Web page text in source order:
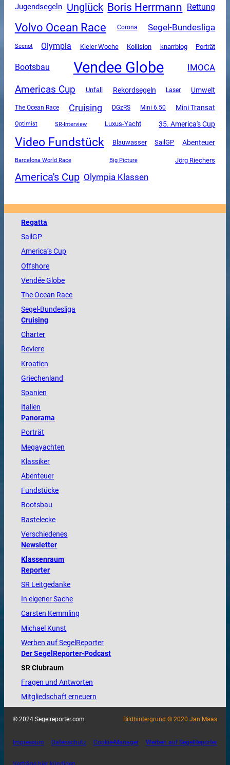
Jugendsegeln Unglück Boris Herrmann Rettung
Volvo Ocean Race Corona Segel-Bundesliga
Seenot Olympia Kieler Woche Kollision knarrblog Porträt
Bootsbau Vendee Globe IMOCA
Americas Cup Unfall Rekordsegeln Laser Umwelt
The Ocean Race Cruising DGzRS Mini 6.50 Mini Transat
Optimist SR-Interview Luxus-Yacht 35. America's Cup
Video Fundstück Blauwasser SailGP Abenteuer
Barcelona World Race Big Picture Jörg Riechers
America's Cup Olympia Klassen
Regatta
SailGP
America’s Cup
Offshore
VendéeGlobe
TheOcean Race
Segel-Bundesliga
Cruising
Charter
Reviere
Kroatien
Griechenland
Spanien
Italien
Panorama
Porträt
Megayachten
Klassiker
Abenteuer
Fundstücke
Bootsbau
Bastelecke
Verschiedenes
Newsletter
Klassenraum
Reporter
SR Leitgedanke
In eigener Sache
Carsten Kemmling
Michael Kunst
Werben auf SegelReporter
Der SegelReporter-Podcast
SR Clubraum
Fragen und Antworten
Mitgliedschaft erneuern
© 2024 Segelreporter.com Bildhintergrund © 2020 Jan Maas
Impressum Datenschutz Cookie-Manager Werben auf SegelReporter